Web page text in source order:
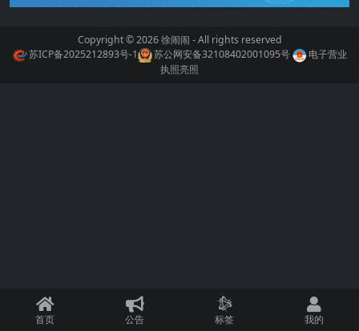
Copyright © 2026徐闹闹 - All rights reserved
苏ICP备2025212893号-1
苏公网安备32108402001095号
电子营业
执照亮照
首页 公告 标签 我的